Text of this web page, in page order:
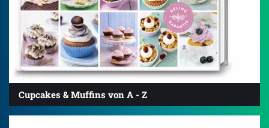
Cupcakes & Muffins von A - Z